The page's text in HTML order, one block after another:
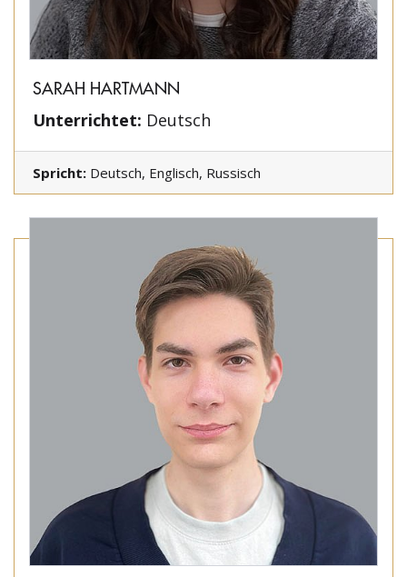
SARAH HARTMANN
Unterrichtet: Deutsch
Spricht: Deutsch, Englisch, Russisch